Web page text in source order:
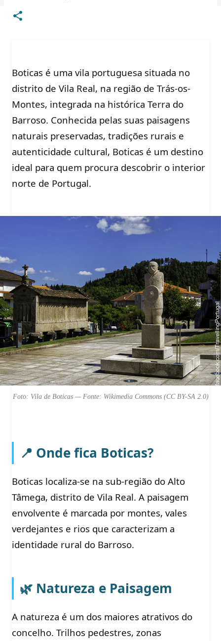
Boticas é uma vila portuguesa situada no
distrito de Vila Real, na região de Trás-os-
Montes, integrada na histórica Terra do
Barroso. Conhecida pelas suas paisagens
naturais preservadas, tradições rurais e
autenticidade cultural, Boticas é um destino
ideal para quem procura descobrir o interior
norte de Portugal.
Foto: Vila de Boticas — Fonte: Wikimedia Commons (CC BY-SA 2.0)
📍 Onde fica Boticas?
Boticas localiza-se na sub-região do Alto
Tâmega, distrito de Vila Real. A paisagem
envolvente é marcada por montes, vales
verdejantes e rios que caracterizam a
identidade rural do Barroso.
🌿 Natureza e Paisagem
A natureza é um dos maiores atrativos do
concelho. Trilhos pedestres, zonas